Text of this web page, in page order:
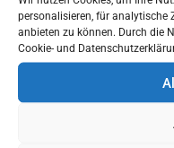
personalisieren, für analytische
anbieten zu können. Durch die
Cookie- und
Lina Becker
Ylenia Schepp
Olivia Förster